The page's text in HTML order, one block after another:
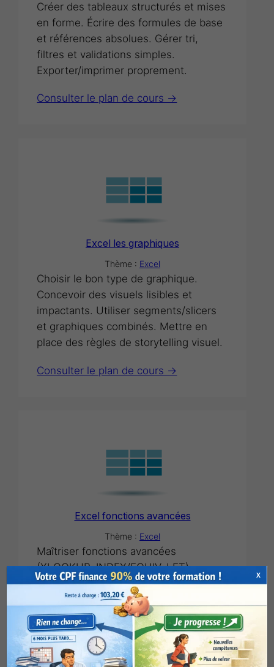
Créer des tableaux structurés et mises
en forme. Écrire des formules de base
et références absolues. Gérer tri,
filtres et validations simples.
Exporter/imprimer proprement.
Consulter le plan de cours ->
Excel les graphiques
Thème : Excel
Choisir le bon type de graphique.
Concevoir des visuels lisibles et
impactants. Utiliser segments/slicers
et graphiques combinés. Mettre en
place des règles de storytelling visuel.
Consulter le plan de cours ->
Excel fonctions avancées
Thème : Excel
Maîtriser fonctions avancées
(XLOOKUP, INDEX/EQUIV, LET).
Composer des formules dynamiques
(FILTRER, SEQUENCE). Gérer erreurs,
noms et bonnes pratiques. Optimiser
la lisibilité et la maintenance des
calculs.
X